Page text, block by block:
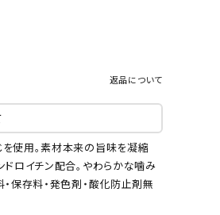
返品について
使用。素材本来の旨味を凝縮
ドロイチン配合。やわらかな噛み
保存料・発色剤・酸化防止剤無